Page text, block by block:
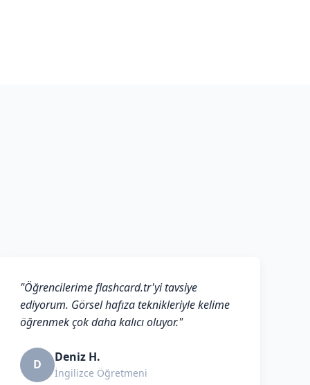
"Öğrencilerime flashcard.tr'yi tavsiye
ediyorum. Görsel hafıza teknikleriyle kelime
öğrenmek çok daha kalıcı oluyor."
D Deniz H.
İngilizce Öğretmeni